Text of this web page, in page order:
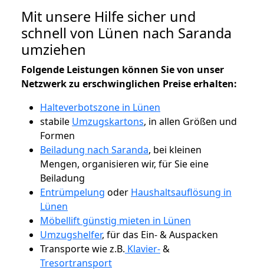
Mit unsere Hilfe sicher und
schnell von Lünen nach Saranda
umziehen
Folgende Leistungen können Sie von unser
Netzwerk zu erschwinglichen Preise erhalten:
Halteverbotszone in Lünen
stabile Umzugskartons, in allen Größen und
Formen
Beiladung nach Saranda, bei kleinen
Mengen, organisieren wir, für Sie eine
Beiladung
Entrümpelung oder Haushaltsauflösung in
Lünen
Möbellift günstig mieten in Lünen
Umzugshelfer, für das Ein- & Auspacken
Transporte wie z.B. Klavier-&
Tresortransport